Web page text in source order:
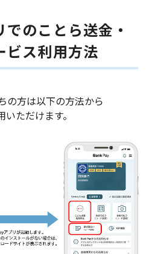
のことら送金・
ビス利用方法
の方は以下の方法から
ただけます。